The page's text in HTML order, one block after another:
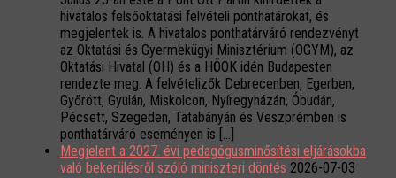
hivatalos felsőoktatási felvételi ponthatárokat, és
megjelentek is. A hivatalos ponthatárváró rendezvényt
az Oktatási és Gyermekügyi Minisztérium (OGYM), az
Oktatási Hivatal (OH) és a HÖOK idén Budapesten
rendezte meg. A felvételizők Debrecenben, Egerben,
Győrött, Gyulán, Miskolcon, Nyíregyházán, Óbudán,
Pécsett, Szegeden, Tatabányán és Veszprémben is
ponthatárváró eseményen is […]
Megjelent a 2027. évi pedagógusminősítési eljárásokba
való bekerülésről szóló miniszteri döntés 2026-07-03